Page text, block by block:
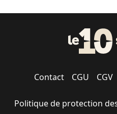
Contact CGU CGV
Politique de protection